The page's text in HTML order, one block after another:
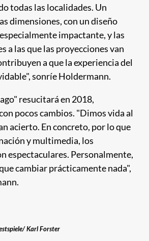
todas las localidades. Un
dimensiones, con un diseño
impactante, y las
a las que las proyecciones van
a que la experiencia del
sonríe Holdermann.
resucitará en 2018,
pocos cambios. "Dimos vida al
acierto. En concreto, por lo que
y multimedia, los
espectaculares. Personalmente,
cambiar prácticamente nada",
Karl Forster